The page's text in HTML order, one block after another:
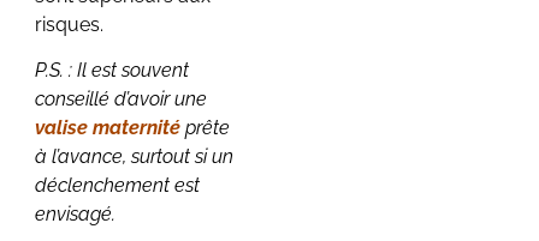
risques.
P.S. : Il est souvent
conseillé d’avoir une
valise maternité prête
à l’avance, surtout si un
déclenchement est
envisagé.